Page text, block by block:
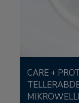
CARE + PROTECT